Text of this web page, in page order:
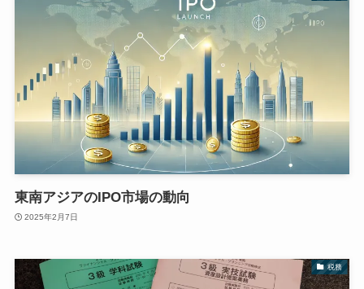
東南アジアのIPO市場の動向
2025年2月7日
税務